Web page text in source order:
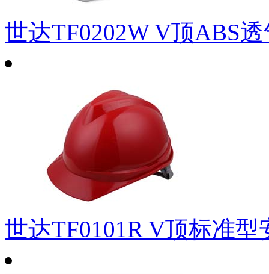
世达TF0202W V顶ABS
世达TF0101R V顶标准型